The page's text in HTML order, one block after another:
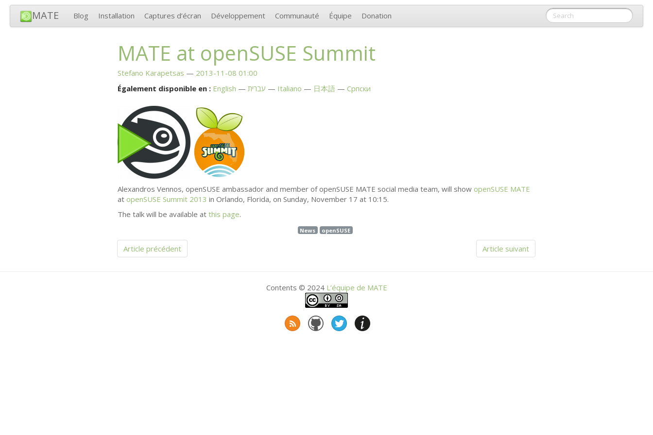
MATE Blog Installation Captures d’écran Développement Communauté Équipe Donation
MATE at openSUSE Summit
Stefano Karapetsas
2013-11-08 01:00
Également disponible en : English עברית Italiano 日本語 Српски
Alexandros Vennos, openSUSE ambassador and member of openSUSE MATE social media team, will show openSUSE MATE
at openSUSE Summit 2013 in Orlando, Florida, on Sunday, November 17 at 10:15.
The talk will be available at this page.
News openSUSE
Article précédent Article suivant
Contents © 2024 L’équipe de MATE